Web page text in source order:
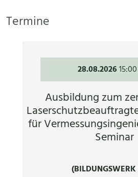
Termine
28.08.2026
Ausbildung zum
für
Seminar